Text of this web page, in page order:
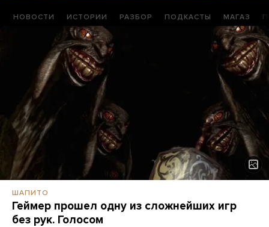
НОВОСТИ ИСТОРИИ РАЗБОР ПОДКАСТЫ МАГАЗ
ШАПИТО
Геймер прошел одну из сложнейших игр
без рук. Голосом